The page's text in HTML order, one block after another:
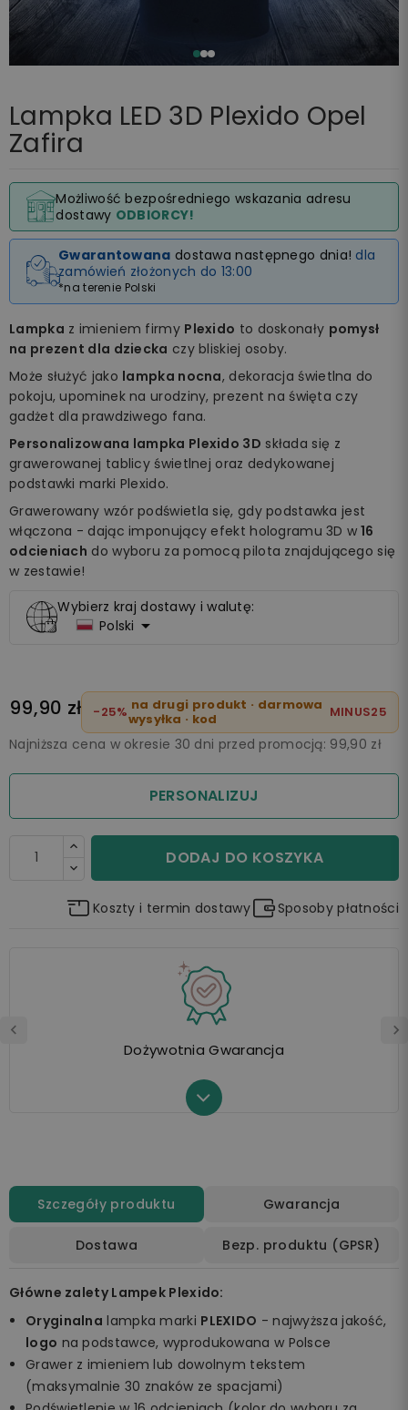
Lampka LED 3D Plexido Opel
Zafira
Możliwość bezpośredniego wskazania adresu
dostawy ODBIORCY!
Gwarantowana dostawa następnego dnia! dla
zamówień złożonych do 13:00
*na terenie Polski
Lampka z imieniem firmy Plexido to doskonały pomysł
na prezent dla dziecka czy bliskiej osoby.
Może służyć jako lampka nocna, dekoracja świetlna do
pokoju, upominek na urodziny, prezent na święta czy
gadżet dla prawdziwego fana.
Personalizowana lampka Plexido 3D składa się z
grawerowanej tablicy świetlnej oraz dedykowanej
podstawki marki Plexido.
Grawerowany wzór podświetla się, gdy podstawka jest
włączona - dając imponujący efekt hologramu 3D w 16
odcieniach do wyboru za pomocą pilota znajdującego się
w zestawie!
Wybierz kraj dostawy i walutę:
Polski 
99,90 zł -25% na drugi produkt · darmowa
wysyłka · kod
MINUS25
Najniższa cena w okresie 30 dni przed promocją: 99,90 zł
PERSONALIZUJ
DODAJ DO KOSZYKA
Koszty i termin dostawy Sposoby płatności
Dożywotnia Gwarancja
Szczegóły produktu Gwarancja
Dostawa Bezp. produktu (GPSR)
Główne zalety Lampek Plexido:
Oryginalna lampka marki PLEXIDO - najwyższa jakość,
logo na podstawce, wyprodukowana w Polsce
Grawer z imieniem lub dowolnym tekstem
(maksymalnie 30 znaków ze spacjami)